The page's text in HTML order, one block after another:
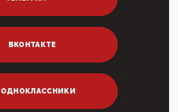
ФРГ должны вернуться на родину.
по СБП это первый шаг из
ИНН при любых
менеджменту в 15
итогам 2025 года превысило 63
ВКОНТАКТЕ
ОДНОКЛАССНИКИ